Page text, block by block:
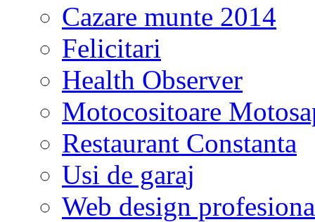
Cazare munte 2014
Felicitari
Health Observer
Motocositoare
Restaurant Constanta
Usi de garaj
Web design